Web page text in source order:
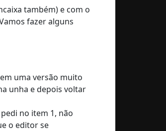
também) e com o
fazer alguns
uma versão muito
unha e depois voltar
no item 1, não
o editor se